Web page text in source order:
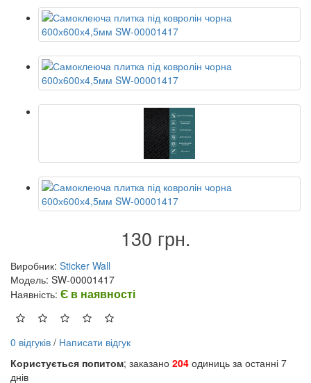
130 грн.
Виробник: Sticker Wall
Модель: SW-00001417
Наявність: Є в наявності
0 відгуків / Написати відгук
Користується попитом; заказано 204 одиниць за останні 7
днів